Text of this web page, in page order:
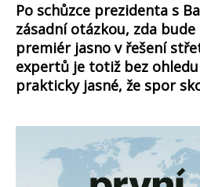
Po schůzce prezidenta s
zásadní otázkou, zda
premiér jasno v řešení
expertů je totiž bez
prakticky jasné, že spor